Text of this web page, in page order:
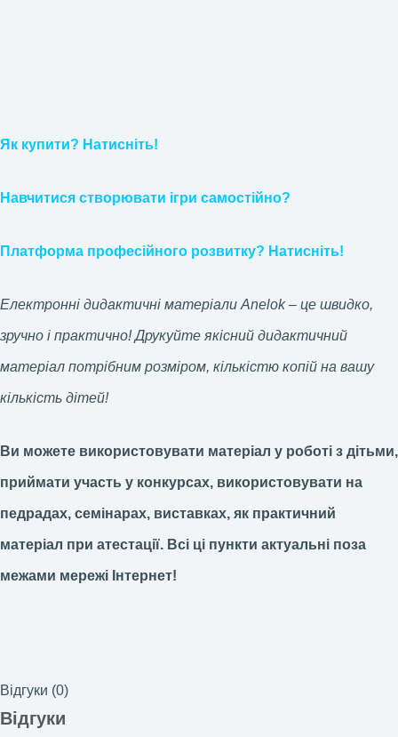
Як купити? Натисніть!
Навчитися створювати ігри самостійно?
Платформа професійного розвитку? Натисніть!
Електронні дидактичні матеріали Anelok – це швидко,
зручно і практично! Друкуйте якісний дидактичний
матеріал потрібним розміром, кількістю копій на вашу
кількість дітей!
Ви можете використовувати матеріал у роботі з дітьми,
приймати участь у конкурсах, використовувати на
педрадах, семінарах, виставках, як практичний
матеріал при атестації. Всі ці пункти актуальні поза
межами мережі Інтернет!
Відгуки (0)
Відгуки